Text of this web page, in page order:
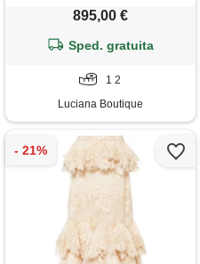
895,00 €
Sped. gratuita
1 2
Luciana Boutique